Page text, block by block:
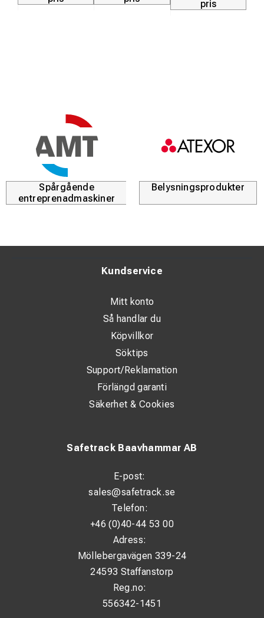
signalfärgen gör komponenten tydlig för personal som rör
SJ 50 och UIC 60
Stödkant på höger sida
Funktion:Självinriktande lock och magnetfäste
pris
Spårgående
entreprenadmaskiner
Belysningsprodukter
Safetrack Baavhammar AB
E-post:
sales@safetrack.se
Telefon:
+46 (0)40-44 53 00
Adress:
Möllebergavägen 339-24
24593 Staffanstorp
Reg.no:
556342-1451
Kundservice
Mitt konto
Så handlar du
Köpvillkor
Söktips
Support/Reklamation
Förlängd garanti
Säkerhet & Cookies